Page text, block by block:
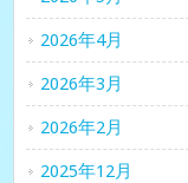
2026年4月
2026年3月
2026年2月
2025年12月